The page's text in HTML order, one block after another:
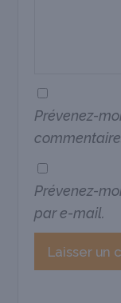
Prévenez-
Prévenez-
par e-mail.